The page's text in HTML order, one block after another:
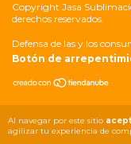
Al navegar por este sitio
agilizar tu experiencia de
Copyright Jasa
derechos reservados.
Defensa de las y los
Botón de